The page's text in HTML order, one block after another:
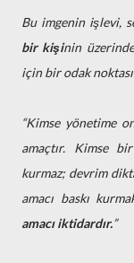
Bu imgenin işlevi,
bir kişinin
için bir odak
“Kimse yönetime
amaçtır. Kimse
kurmaz; devrim
amacı baskı
amacı iktidardır.”